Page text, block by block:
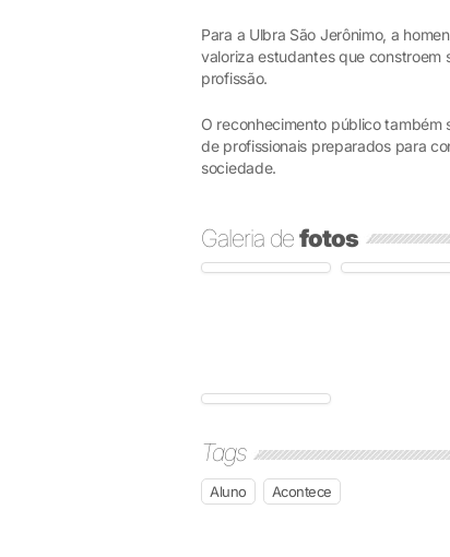
Para a Ulbra São Jerônimo, a
valoriza estudantes que constroem
profissão.
O reconhecimento público também
de profissionais preparados para
sociedade.
Galeria defotos
Tags
Aluno Acontece